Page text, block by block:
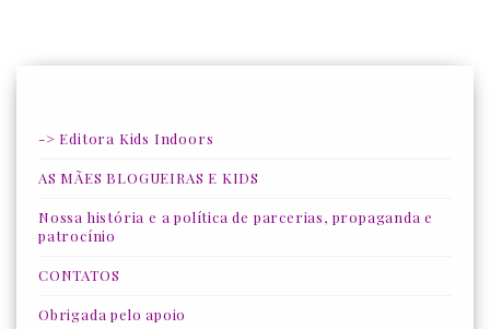
-> Editora Kids Indoors
AS MÃES BLOGUEIRAS E KIDS
Nossa história e a política de parcerias, propaganda e
patrocínio
CONTATOS
Obrigada pelo apoio